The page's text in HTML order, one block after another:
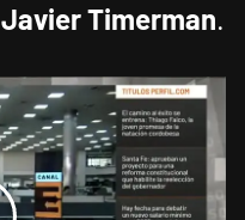
Javier Timerman.